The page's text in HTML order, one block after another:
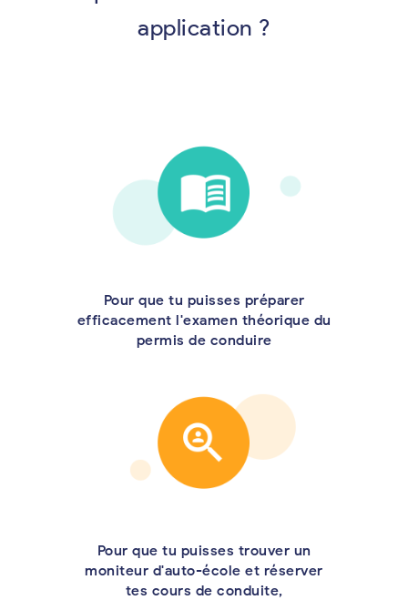
application ?
Pour que tu puisses préparer
efficacement l'examen théorique du
permis de conduire
Pour que tu puisses trouver un
moniteur d'auto-école et réserver
tes cours de conduite,